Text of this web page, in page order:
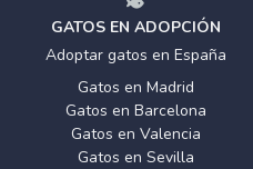
GATOS EN ADOPCIÓN
Adoptar gatos en España
Gatos en Madrid
Gatos en Barcelona
Gatos en Valencia
Gatos en Sevilla